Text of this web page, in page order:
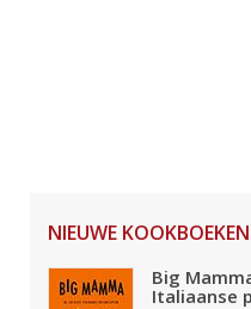
NIEUWE KOOKBOEKEN
Big
Italiaanse